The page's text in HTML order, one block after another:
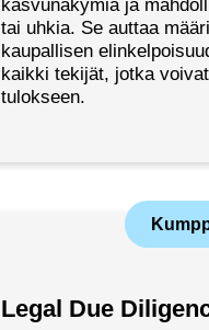
kasvunäkymiä ja
tai uhkia. Se auttaa
kaupallisen
kaikki tekijät, jotka
tulokseen.
Legal Due